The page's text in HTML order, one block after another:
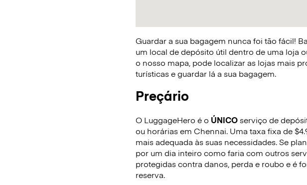
Guardar a sua bagagem nunca foi tão fácil!
um local de depósito útil dentro de uma loja
o nosso mapa, pode localizar as lojas mais
turísticas e guardar lá a sua bagagem.
Preçário
O LuggageHero é o ÚNICOserviço de
ou horárias em Chennai. Uma taxa fixa de
mais adequada às suas necessidades. Se
por um dia inteiro como faria com outros
protegidas contra danos, perda e roubo e é
reserva.